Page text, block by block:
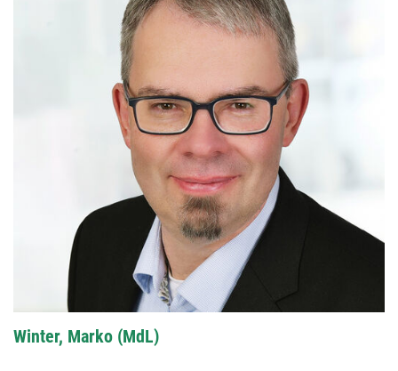
Winter, Marko (MdL)